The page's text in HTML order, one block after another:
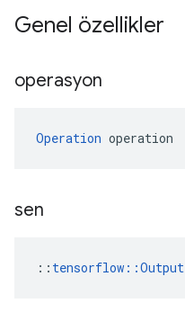
Genel özellikler
operasyon
Operation operation
sen
:: tensorflow::Output